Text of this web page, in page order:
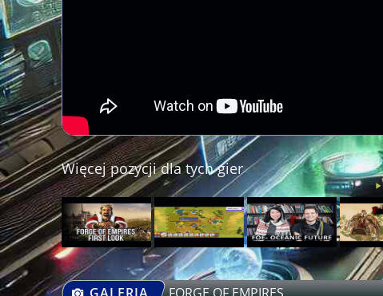
Więcej pozycji dla tych gier